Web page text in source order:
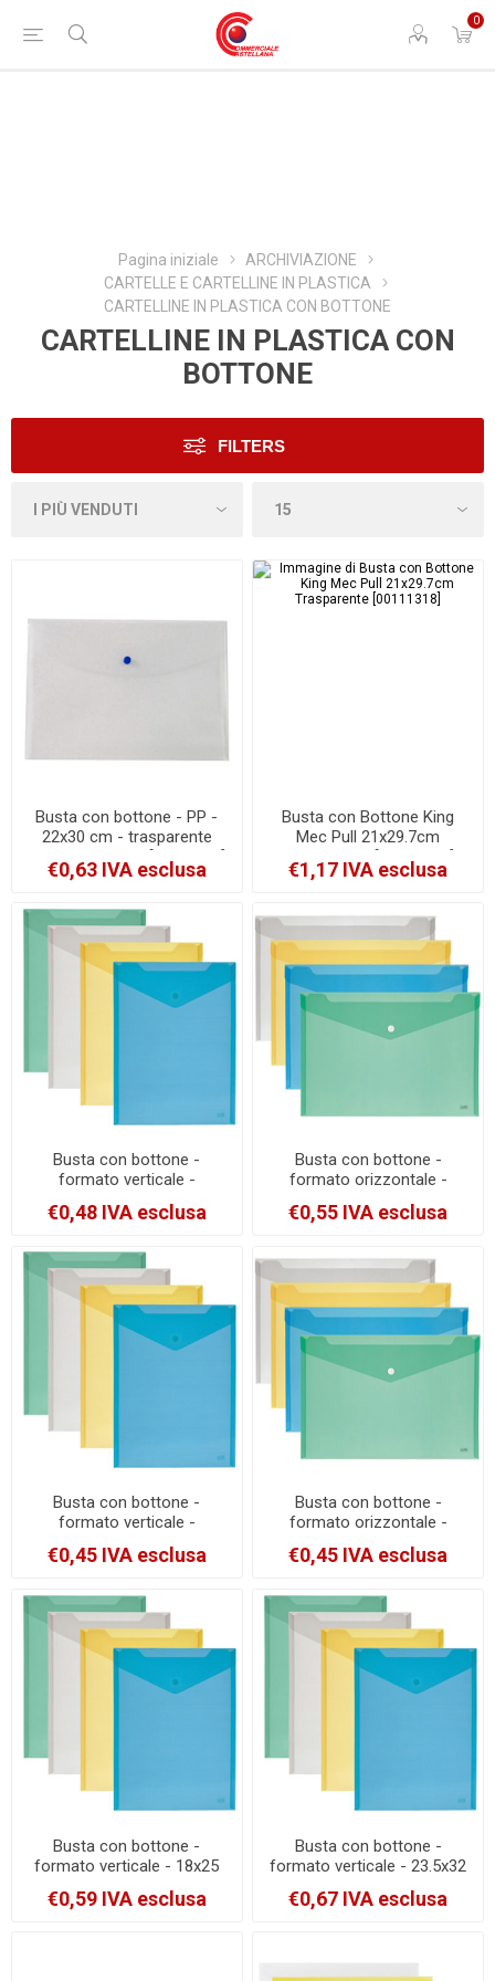
0
Pagina iniziale
ARCHIVIAZIONE
CARTELLE E CARTELLINE IN PLASTICA
CARTELLINE IN PLASTICA CON BOTTONE
CARTELLINE IN PLASTICA CON
BOTTONE
FILTERS
Busta con bottone - PP -
22x30 cm - trasparente
neutro - Starline [030025nt]
€0,63 IVA esclusa
Busta con Bottone King
Mec Pull 21x29.7cm
Trasparente [00111318]
€1,17 IVA esclusa
Busta con bottone -
formato verticale -
13.5x18.5 cm - colori
assortiti - Lebez [80199]
€0,48 IVA esclusa
Busta con bottone -
formato orizzontale -
24x18.5 cm - colori assortiti
- Lebez [80194]
€0,55 IVA esclusa
Busta con bottone -
formato verticale -
11.5x15.5 cm - colori
assortiti - Lebez [80200]
€0,45 IVA esclusa
Busta con bottone -
formato orizzontale -
15.5x11.5 cm - colori
assortiti - Lebez [80196]
€0,45 IVA esclusa
Busta con bottone -
formato verticale - 18x25
[80198]
€0,59 IVA esclusa
Busta con bottone -
formato verticale - 23.5x32
[80197]
€0,67 IVA esclusa